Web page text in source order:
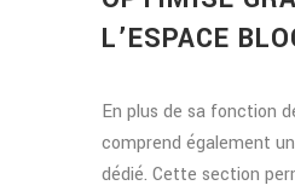
L’ESPACE
En plus de sa fonction
comprend également
dédié. Cette section